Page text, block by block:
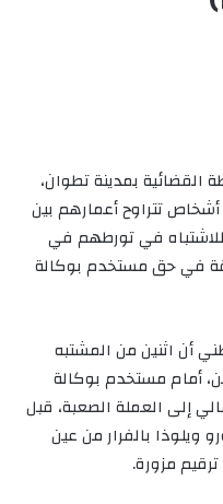
القضائية بمدينة تطوان،
تتراوح أعمارهم بين
للاشتباه في تورطهم في
في حق مستخدم بوكالة
أن اثنين من المشتبه
أمام مستخدم بوكالة
إلى العملة الصعبة، قبل
مبلغ قدره 15 ألف أورو ويلوذا بالفرار من عين
مزورة.